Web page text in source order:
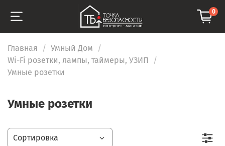
0
Главная
Умный Дом
Wi-Fi розетки, лампы, таймеры, УЗИП
Умные розетки
Умные розетки